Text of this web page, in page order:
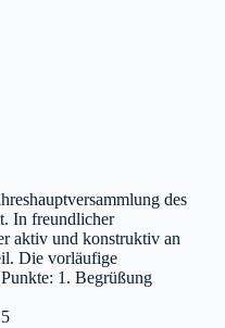
des
In freundlicher
aktiv und konstruktiv an
Die vorläufige
1. Begrüßung